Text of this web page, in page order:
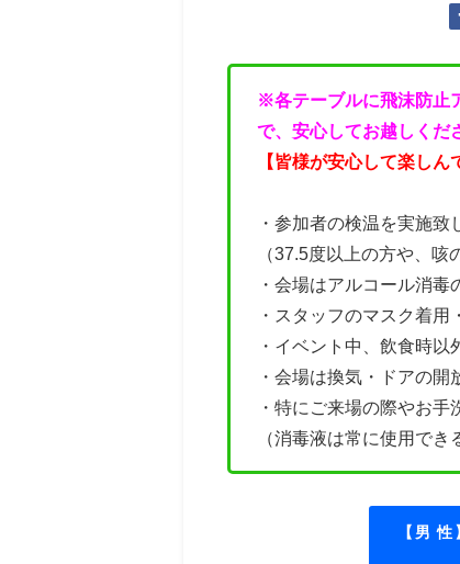
※各テーブルに飛沫防止
で、安心してお越しくだ
【皆様が安心して楽し
・参加者の検温を実施致
（37.5度以上の方や、咳
・会場はアルコール消毒
・ スタッフのマスク着用
・イベント中、飲食時以
・会場は換気・ドアの開
・特にご来場の際やお
（消毒液は常に使用でき
【男 性